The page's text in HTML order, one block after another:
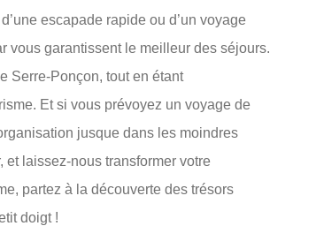
escapade rapide ou d’un voyage
vous garantissent le meilleur des séjours.
Serre-Ponçon, tout en étant
Et si vous prévoyez un voyage de
jusque dans les moindres
et laissez-nous transformer votre
partez à la découverte des trésors
doigt !